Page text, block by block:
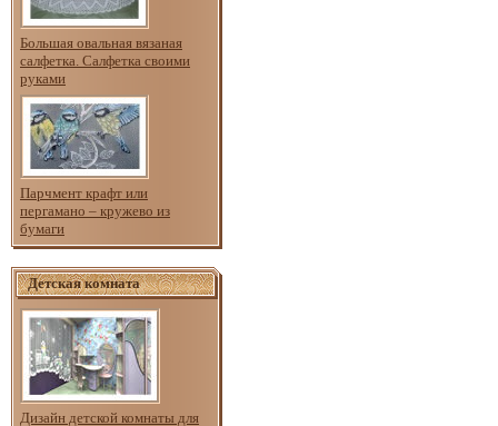
Большая овальная вязаная
салфетка. Салфетка своими
руками
Парчмент крафт или
пергамано – кружево из
бумаги
Детская комната
Дизайн детской комнаты для